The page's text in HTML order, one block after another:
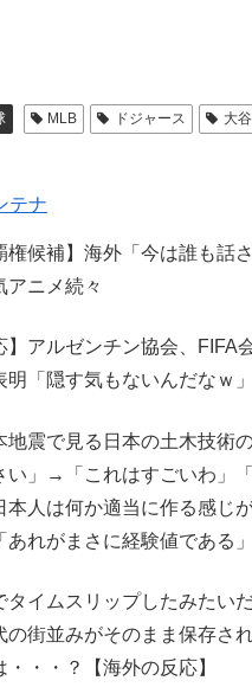
MLB ドジャース
大
テナ
権候補】海外「今は誰も話
アニメ続々
】アルゼンチン協会、FIFA
明「隠す気もないんだなｗ」
地震で見る日本の土木技術
い」→「これはすごいわ」
本人は何か適当に作る感じ
あれがまさに経験値である」
タイムスリップしたみたい
の街並みがそのまま保存さ
・・？【海外の反応】